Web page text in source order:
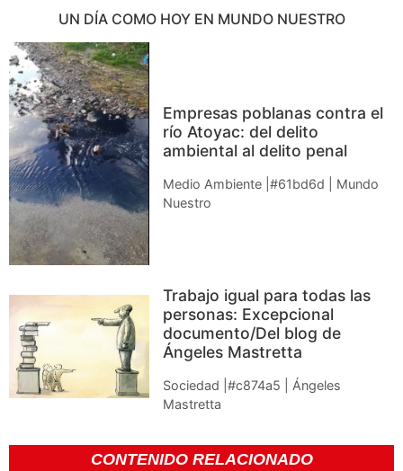
UN DÍA COMO HOY EN MUNDO NUESTRO
Empresas poblanas contra el
río Atoyac: del delito
ambiental al delito penal
Medio Ambiente |#61bd6d | Mundo
Nuestro
Trabajo igual para todas las
personas: Excepcional
documento/Del blog de
Ángeles Mastretta
Sociedad |#c874a5 | Ángeles
Mastretta
CONTENIDO RELACIONADO